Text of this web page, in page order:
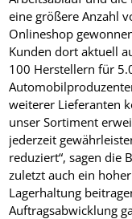
eine größere Anzahl
Onlineshop
Kunden dort aktuell
100 Herstellern für
weiterer Lieferanten
unser Sortiment
jederzeit
reduziert“, sagen die
zuletzt auch ein
Lagerhaltung
Auftragsabwicklung